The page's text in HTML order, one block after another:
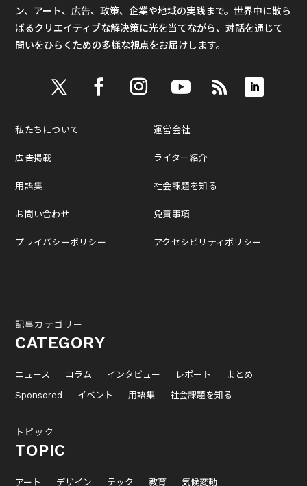
ン、アート、広告、政策、企業や地域の実践まで。世界中に散ら
ばるクリエイティブな解決策に光を当てながら、対話を通じて
問いをひらくための多様な視点をお届けします。
私たちについて
広告掲載
用語集
お問い合わせ
プライバシーポリシー
運営会社
ライター紹介
社会課題を知る
免責事項
アクセシビリティポリシー
記事カテゴリー
CATEGORY
ニュース コラム インタビュー レポート
まとめ
Sponsored
イベント 用語集 社会課題を知る
トピック
TOPIC
アート デザイン テック 教育 気候変動